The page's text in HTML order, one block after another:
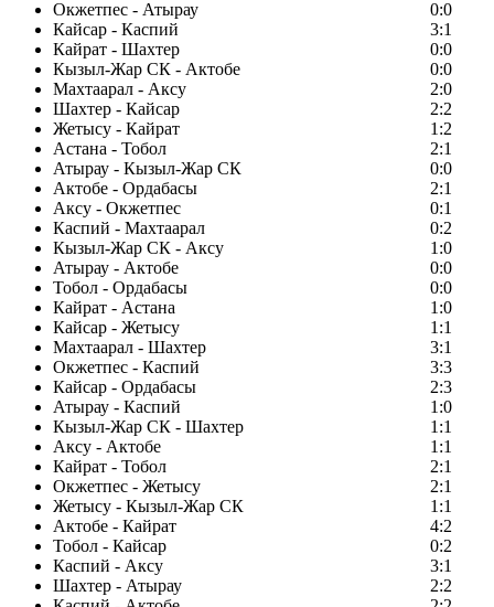
Окжетпес - Атырау
0:0
Кайсар - Каспий
3:1
Кайрат - Шахтер
0:0
Кызыл-Жар СК - Актобе
0:0
Махтаарал - Аксу
2:0
Шахтер - Кайсар
2:2
Жетысу - Кайрат
1:2
Астана - Тобол
2:1
Атырау - Кызыл-Жар СК
0:0
Актобе - Ордабасы
2:1
Аксу - Окжетпес
0:1
Каспий - Махтаарал
0:2
Кызыл-Жар СК - Аксу
1:0
Атырау - Актобе
0:0
Тобол - Ордабасы
0:0
Кайрат - Астана
1:0
Кайсар - Жетысу
1:1
Махтаарал - Шахтер
3:1
Окжетпес - Каспий
3:3
Кайсар - Ордабасы
2:3
Атырау - Каспий
1:0
Кызыл-Жар СК - Шахтер
1:1
Аксу - Актобе
1:1
Кайрат - Тобол
2:1
Окжетпес - Жетысу
2:1
Жетысу - Кызыл-Жар СК
1:1
Актобе - Кайрат
4:2
Тобол - Кайсар
0:2
Каспий - Аксу
3:1
Шахтер - Атырау
2:2